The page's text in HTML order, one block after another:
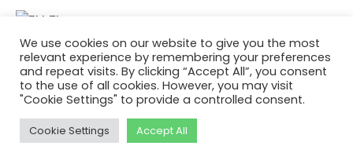
Este projecto é financiado pelo Programa de
Investigação e Inovação da União Europeia
Horizonte 2020 com o contrato Nº. 101036418.
Política de Privacidade
© 2026 AURORA
We use cookies on our website to give you the most
relevant experience by remembering your preferences
and repeat visits. By clicking “Accept All”, you consent
to the use of all cookies. However, you may visit
"Cookie Settings" to provide a controlled consent.
Cookie Settings Accept All